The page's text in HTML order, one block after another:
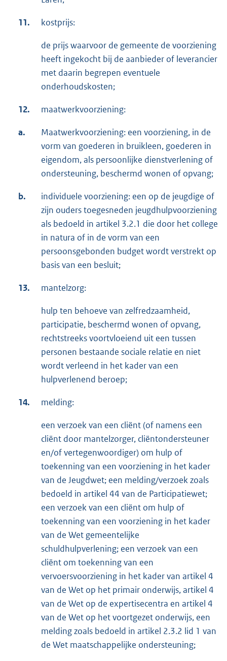
11. kostprijs:
de prijs waarvoor de gemeente de voorziening
heeft ingekocht bij de aanbieder of leverancier
met daarin begrepen eventuele
onderhoudskosten;
12. maatwerkvoorziening:
a.
Maatwerkvoorziening: een voorziening, in de
vorm van goederen in bruikleen, goederen in
eigendom, als persoonlijke dienstverlening of
ondersteuning, beschermd wonen of opvang;
b.
individuele voorziening: een op de jeugdige of
zijn ouders toegesneden jeugdhulpvoorziening
als bedoeld in artikel 3.2.1 die door het college
in natura of in de vorm van een
persoonsgebonden budget wordt verstrekt op
basis van een besluit;
13. mantelzorg:
hulp ten behoeve van zelfredzaamheid,
participatie, beschermd wonen of opvang,
rechtstreeks voortvloeiend uit een tussen
personen bestaande sociale relatie en niet
wordt verleend in het kader van een
hulpverlenend beroep;
14. melding:
een verzoek van een cliënt (of namens een
cliënt door mantelzorger, cliëntondersteuner
en/of vertegenwoordiger) om hulp of
toekenning van een voorziening in het kader
van de Jeugdwet; een melding/verzoek zoals
bedoeld in artikel 44 van de Participatiewet;
een verzoek van een cliënt om hulp of
toekenning van een voorziening in het kader
van de Wet gemeentelijke
schuldhulpverlening; een verzoek van een
cliënt om toekenning van een
vervoersvoorziening in het kader van artikel 4
van de Wet op het primair onderwijs, artikel 4
van de Wet op de expertisecentra en artikel 4
van de Wet op het voortgezet onderwijs, een
melding zoals bedoeld in artikel 2.3.2 lid 1 van
de Wet maatschappelijke ondersteuning;